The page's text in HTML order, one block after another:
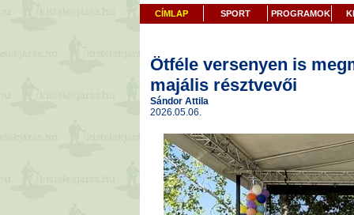
CÍMLAP SPORT PROGRAMOK
Ötféle versenyen is
majális résztvevői
Sándor Attila
2026.05.06.